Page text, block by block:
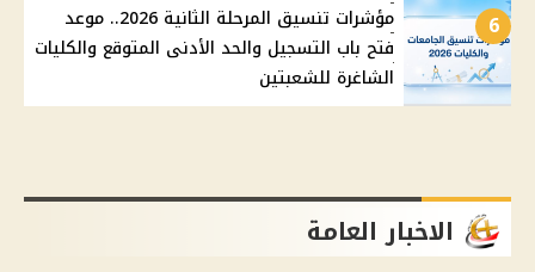
6
مؤشرات تنسيق المرحلة الثانية 2026.. موعد
فتح باب التسجيل والحد الأدنى المتوقع والكليات
الشاغرة للشعبتين
الاخبار العامة